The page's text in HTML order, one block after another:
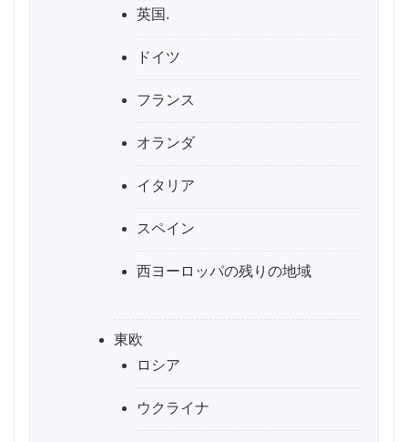
英国.
ドイツ
フランス
オランダ
イタリア
スペイン
西ヨーロッパの残りの地域
東欧
ロシア
ウクライナ